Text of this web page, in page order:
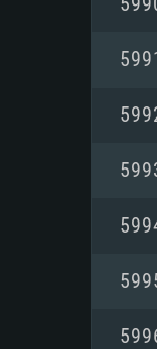
mais
não
do
5991